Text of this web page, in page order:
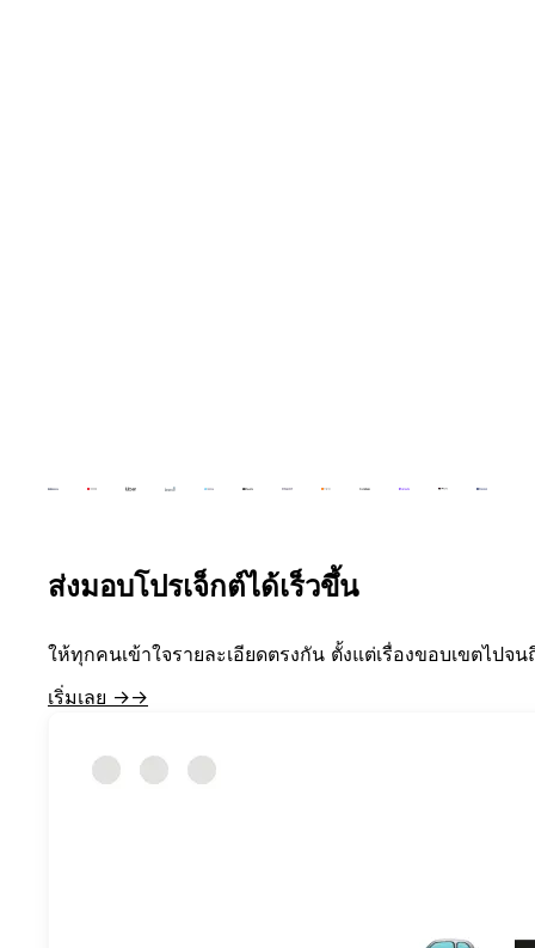
ส่งมอบโปรเจ็กต์ได้เร็วขึ้น
ให้ทุกคนเข้าใจรายละเอียดตรงกัน ตั้งแต่เรื่องขอบเขตไป
เริ่มเลย →→